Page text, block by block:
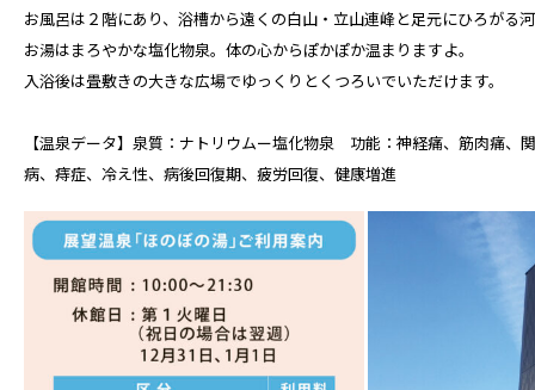
お風呂は２階にあり、浴槽から遠くの白山・立山連峰と足元にひろが
お湯はまろやかな塩化物泉。体の心からぽかぽか温まりますよ。
入浴後は畳敷きの大きな広場でゆっくりとくつろいでいただけます。
【温泉データ】泉質：ナトリウムー塩化物泉 功能：神経痛、筋肉痛、
病、痔症、冷え性、病後回復期、疲労回復、健康増進